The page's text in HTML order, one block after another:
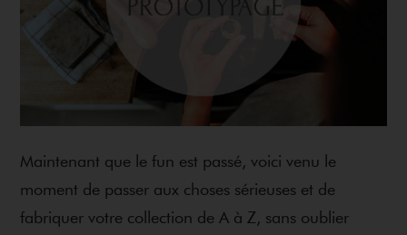
Maintenant que le fun est passé, voici venu le
moment de passer aux choses sérieuses et de
fabriquer votre collection de A à Z, sans oublier